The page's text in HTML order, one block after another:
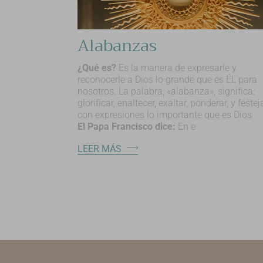
Alabanzas
¿Qué es? Es la manera de expresarle y
reconocerle a Dios lo grande que es ÉL para
nosotros. La palabra, «alabanza», significa:
glorificar, enaltecer, exaltar, ponderar, y
con expresiones lo importante que es Dios
El Papa Francisco dice: En e
LEER MÁS